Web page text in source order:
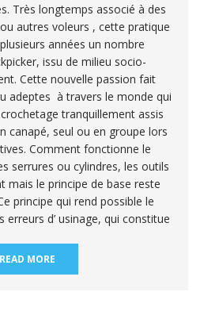
Très longtemps associé à des
autres voleurs , cette pratique
années un nombre
issu de milieu socio-
Cette nouvelle passion fait
adeptes à travers le monde qui
tranquillement assis
canapé, seul ou en groupe lors
Comment fonctionne le
serrures ou cylindres, les outils
mais le principe de base reste
principe qui rend possible le
erreurs d’ usinage, qui constitue
READ MORE